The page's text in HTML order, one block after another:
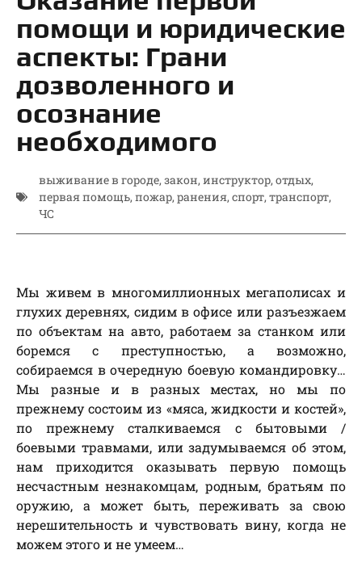
помощи и юридические
аспекты: Грани
дозволенного и
осознание
необходимого
выживание в городе, закон, инструктор, отдых,
первая помощь, пожар, ранения, спорт, транспорт,
ЧС
Мы живем в многомиллионных мегаполисах и
глухих деревнях, сидим в офисе или разъезжаем
по объектам на авто, работаем за станком или
боремся с преступностью, а возможно,
собираемся в очередную боевую командировку…
Мы разные и в разных местах, но мы по
прежнему состоим из «мяса, жидкости и костей»,
по прежнему сталкиваемся с бытовыми /
боевыми травмами, или задумываемся об этом,
нам приходится оказывать первую помощь
несчастным незнакомцам, родным, братьям по
оружию, а может быть, переживать за свою
нерешительность и чувствовать вину, когда не
можем этого и не умеем…